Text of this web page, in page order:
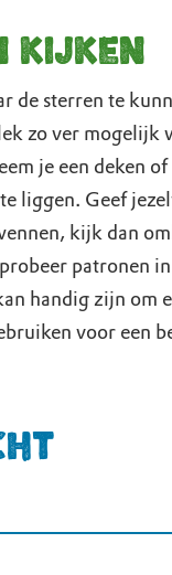
kijken
de sterren te
zo ver mogelijk
je een deken
liggen. Geef
kijk dan
patronen
handig zijn om
voor een